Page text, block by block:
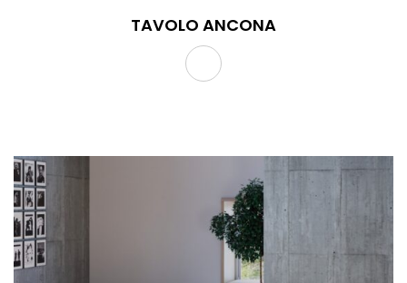
TAVOLO ANCONA